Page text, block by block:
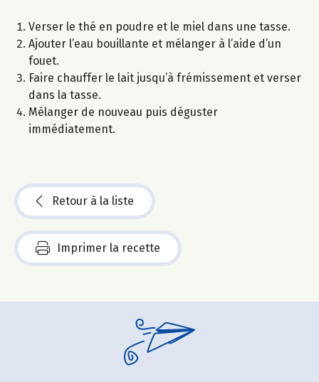
Verser le thé en poudre et le miel dans une tasse.
Ajouter l’eau bouillante et mélanger à l’aide d’un
fouet.
Faire chauffer le lait jusqu’à frémissement et verser
dans la tasse.
Mélanger de nouveau puis déguster
immédiatement.
Retour à la liste
Imprimer la recette